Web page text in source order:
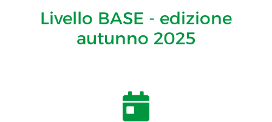
Livello BASE - edizione
autunno 2025
